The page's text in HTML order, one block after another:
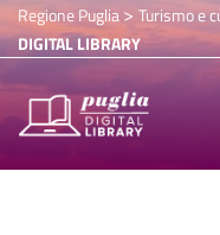
Regione Puglia> Turismo e
DIGITAL LIBRARY